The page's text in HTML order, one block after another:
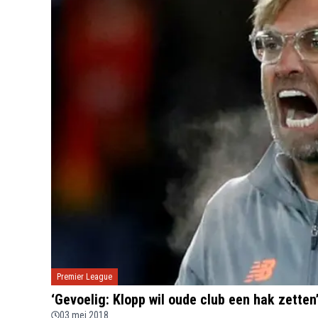
Premier League
‘Gevoelig: Klopp wil oude club een hak
03 mei 2018